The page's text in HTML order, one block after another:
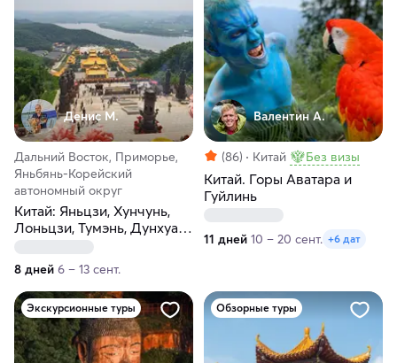
Денис М.
Дальний Восток, Приморье,
Яньбянь-Корейский
автономный округ
Китай: Яньцзи, Хунчунь,
Лоньцзи, Тумэнь, Дунхуа и
Наслаждаемся настоящей
Азией!
8 дней 6 – 13 сент.
Валентин А.
(86) Китай Без визы
Китай. Горы Аватара и
Гуйлинь
11 дней 10 – 20 сент. +6 дат
Экскурсионные туры Обзорные туры